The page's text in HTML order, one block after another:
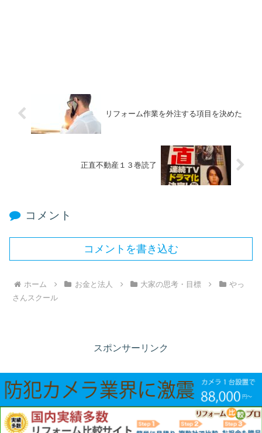
リフォーム作業を外注する項目を決めた
正直不動産１３巻読了
コメント
コメントを書き込む
ホーム お金と法人 大家の思考・目標
やっ
さんスクール
スポンサーリンク